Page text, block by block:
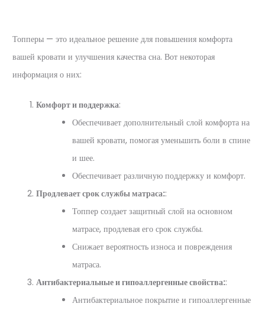
Топперы — это идеальное решение для повышения комфорта
вашей кровати и улучшения качества сна. Вот некоторая
информация о них:
Комфорт и поддержка:
Обеспечивает дополнительный слой комфорта на
вашей кровати, помогая уменьшить боли в спине
и шее.
Обеспечивает различную поддержку и комфорт.
Продлевает срок службы матраса::
Топпер создает защитный слой на основном
матрасе, продлевая его срок службы.
Снижает вероятность износа и повреждения
матраса.
Антибактериальные и гипоаллергенные свойства::
Антибактериальное покрытие и гипоаллергенные